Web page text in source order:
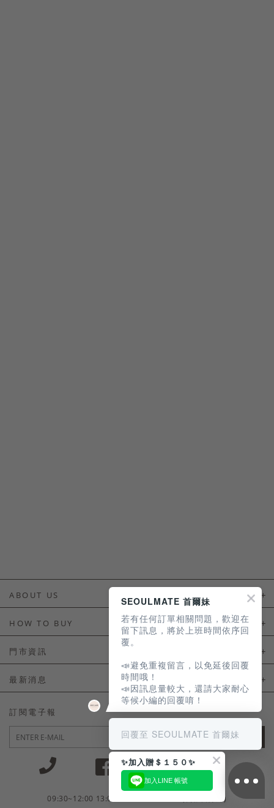
ABOUT US
HOW TO BUY
如何購買
會員常見問題
訂單常見問題
商品售後服務
電子發票
門市資訊
門市資訊
最新消息
LINE官方會員活動
訂閱電子報
JOIN
09:30~12:00 13:00~18:30 / Mon - Fri(例假日除外)
SEOULMATE 首爾妹
若有任何訂單相關問題，歡迎在
留下訊息，將於上班時間依序回
覆。
📣避免重複留言，以免延後回覆
時間哦！
📣因訊息量較大，還請大家耐心
等候小編的回覆唷！
回覆至 SEOULMATE 首爾妹
✨加入贈＄１５０✨
加入LINE 帳號